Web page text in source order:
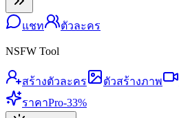
แชท ตัวละคร
NSFW Tool
สร้างตัวละคร ตัวสร้างภาพ
ราคาPro-33%